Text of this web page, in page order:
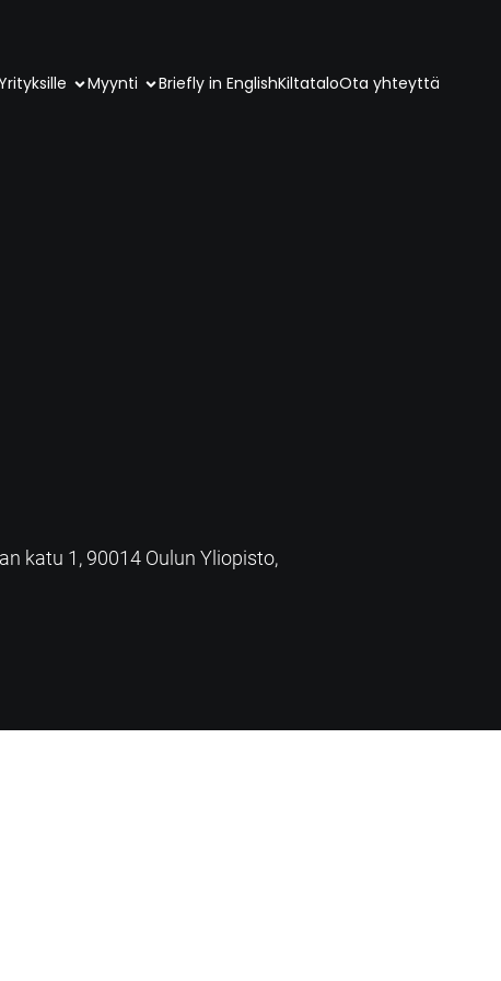
Myynti Briefly in EnglishKiltataloOta yhteyttä
katu 1, 90014 Oulun Yliopisto,